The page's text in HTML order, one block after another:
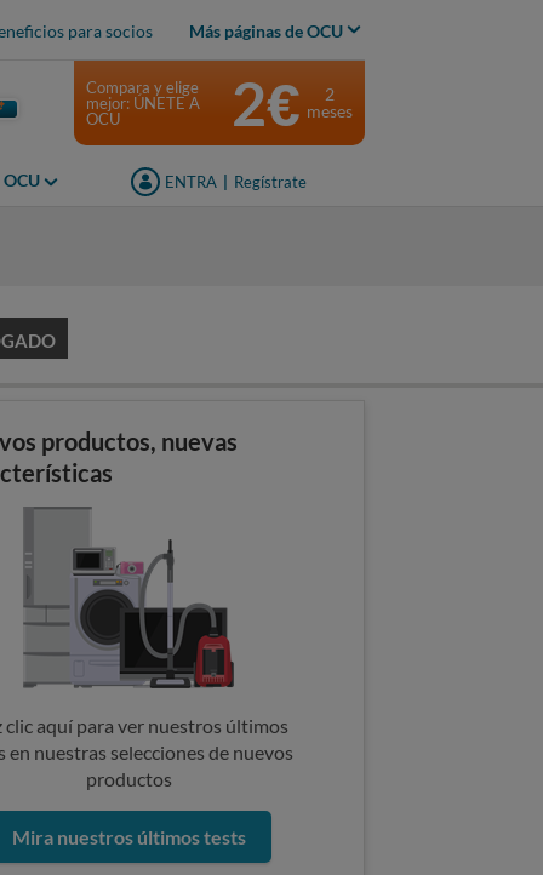
para socios Más páginas de OCU
ENTRA Regístrate
Compara y elige
mejor: ÚNETE A
OCU
2€
2
meses
productos, nuevas
clic aquí para ver nuestros últimos
en nuestras selecciones de nuevos
productos
Mira nuestros últimos tests